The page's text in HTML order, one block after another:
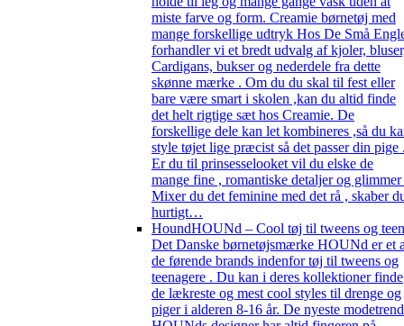
miste farve og form. Creamie børnetøj med
mange forskellige udtryk Hos De Små
forhandler vi et bredt udvalg af kjoler,
Cardigans, bukser og nederdele fra dette
skønne mærke . Om du du skal til fest eller
bare være smart i skolen ,kan du altid finde
det helt rigtige sæt hos Creamie. De
forskellige dele kan let kombineres ,så du
style tøjet lige præcist så det passer din pige
Er du til prinsesselooket vil du elske de
mange fine , romantiske detaljer og glimmer
Mixer du det feminine med det rå , skaber
hurtigt…
HoundHOUNd – Cool tøj til tweens og
Det Danske børnetøjsmærke HOUNd er et
de førende brands indenfor tøj til tweens og
teenagere . Du kan i deres kollektioner finde
de lækreste og mest cool styles til drenge og
piger i alderen 8-16 år. De nyeste